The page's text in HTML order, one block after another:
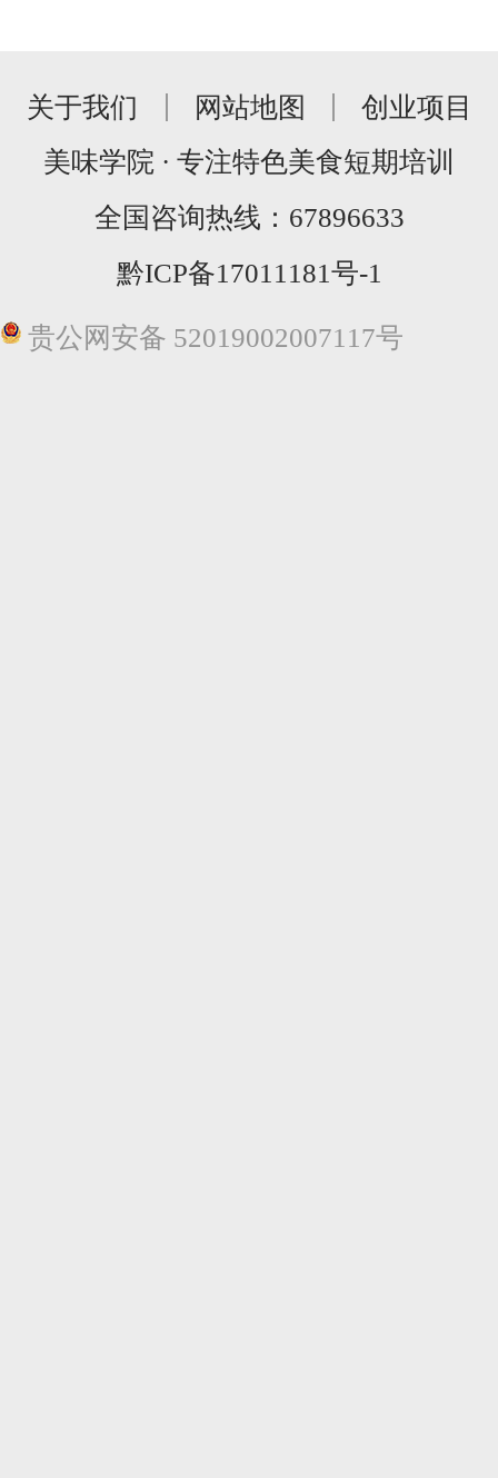
关于我们 网站地图
创业项目
美味学院 · 专注特色美食短期培训
全国咨询热线： 67896633
黔ICP备17011181号-1
贵公网安备 52019002007117号